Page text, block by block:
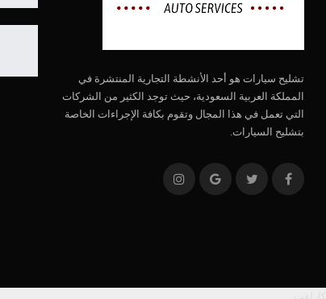
تشليح سيارات هو أحد الأنشطة التجارية المنتشرة في
المملكة العربية السعودية، حيث توجد الكثير من الشركات
التي تعمل في هذا المجال وتقوم بكافة الإجراءات الخاصة
بتشليح السيارات.